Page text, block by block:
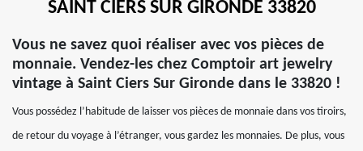
SAINT CIERS SUR GIRONDE 33820
Vous ne savez quoi réaliser avec vos pièces de
monnaie. Vendez-les chez Comptoir art jewelry
vintage à Saint Ciers Sur Gironde dans le 33820 !
Vous possédez l’habitude de laisser vos pièces de monnaie dans vos tiroirs,
de retour du voyage à l’étranger, vous gardez les monnaies. De plus, vous